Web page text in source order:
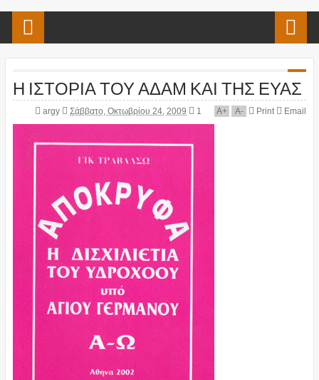
Η ΙΣΤΟΡΙΑ ΤΟΥ ΑΔΑΜ ΚΑΙ ΤΗΣ ΕΥΑΣ
argy Σάββατο, Οκτωβρίου 24, 2009 1 A+ A- Print Email